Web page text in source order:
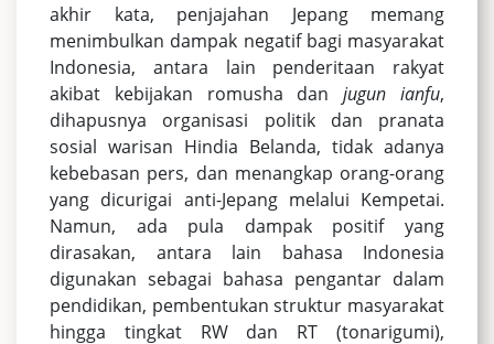
akhir kata, penjajahan Jepang memang
menimbulkan dampak negatif bagi masyarakat
Indonesia, antara lain penderitaan rakyat
akibat kebijakan romusha danjugun ianfu,
dihapusnya organisasi politik dan pranata
sosial warisan Hindia Belanda, tidak adanya
kebebasan pers, dan menangkap orang-orang
yang dicurigai anti-Jepang melalui Kempetai.
Namun, ada pula dampak positif yang
dirasakan, antara lain bahasa Indonesia
digunakan sebagai bahasa pengantar dalam
pendidikan, pembentukan struktur masyarakat
hingga tingkat RW dan RT (tonarigumi),